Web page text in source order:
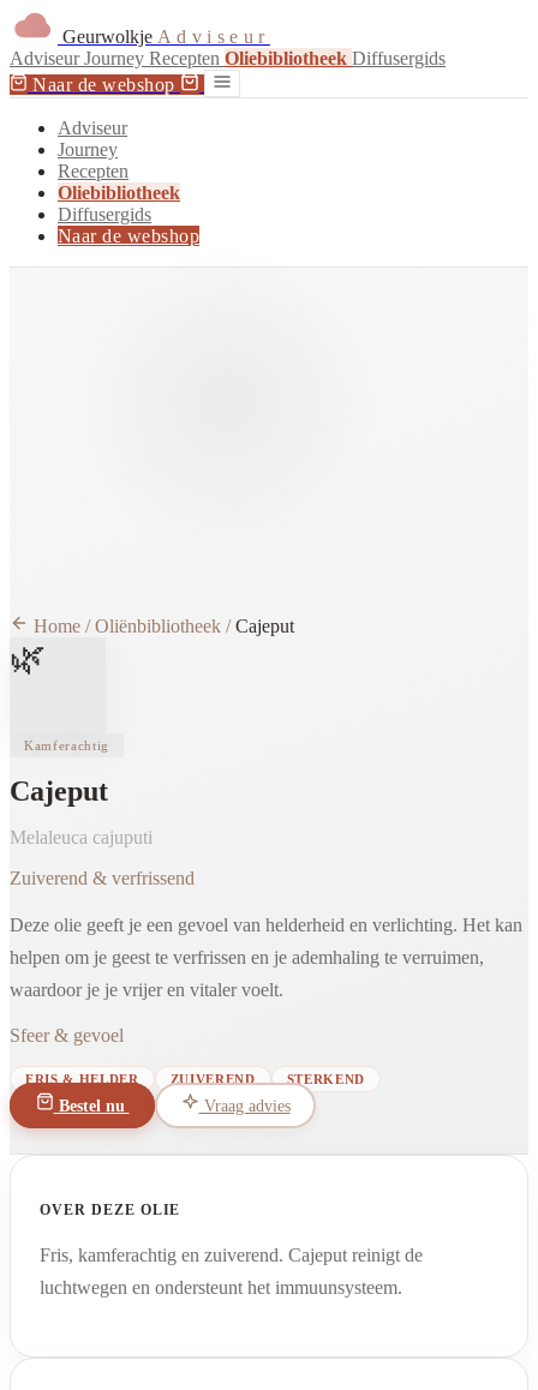
Geurwolkje Adviseur
AdviseurJourney Recepten Oliebibliotheek Diffusergids
Naar de webshop
Adviseur
Journey
Recepten
Oliebibliotheek
Diffusergids
Naar de webshop
Home / Oliënbibliotheek / Cajeput
🌿
Kamferachtig
Cajeput
Melaleuca cajuputi
Zuiverend & verfrissend
Deze olie geeft je een gevoel van helderheid en verlichting. Het kan
helpen om je geest te verfrissen en je ademhaling te verruimen,
waardoor je je vrijer en vitaler voelt.
Sfeer & gevoel
FRIS & HELDER ZUIVEREND STERKEND
Bestel nu Vraag advies
OVER DEZE OLIE
Fris, kamferachtig en zuiverend. Cajeput reinigt de
luchtwegen en ondersteunt het immuunsysteem.